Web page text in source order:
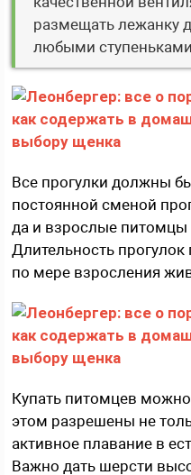
размещать лежанку
любыми
Все прогулки должны
постоянной сменой
да и взрослые питомцы
Длительность
по мере взросления
Купать питомцев можно
этом разрешены не
активное плавание в
Важно дать шерсти